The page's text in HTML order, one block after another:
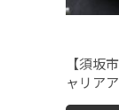
【須坂
ャリア